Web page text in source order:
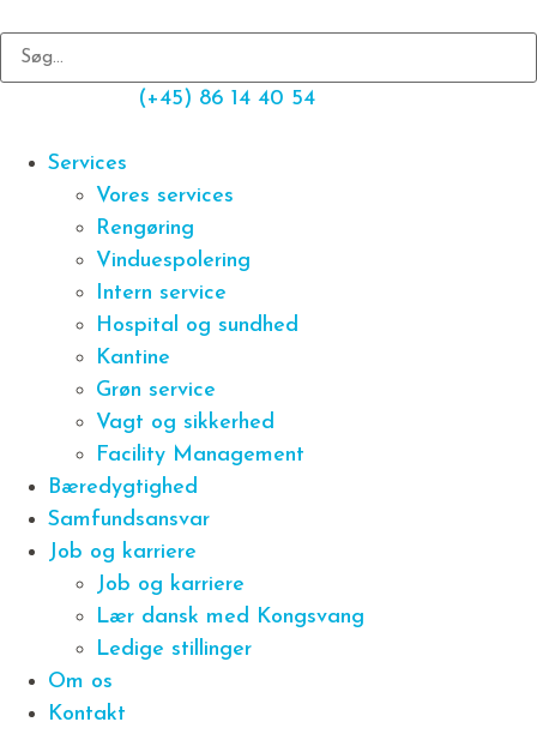
(+45) 86 14 40 54
Services
Vores services
Rengøring
Vinduespolering
Intern service
Hospital og sundhed
Kantine
Grøn service
Vagt og sikkerhed
Facility Management
Bæredygtighed
Samfundsansvar
Job og karriere
Job og karriere
Lær dansk med Kongsvang
Ledige stillinger
Om os
Kontakt